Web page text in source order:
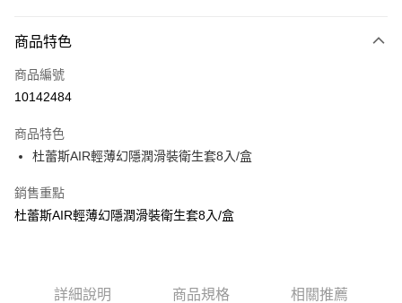
信用卡一次付款
超商取貨付款
Apple Pay
街口支付
悠遊付
AFTEE先享後付
商品特色
商品編號
10142484
商品特色
杜蕾斯AIR輕薄幻隱潤滑裝衛生套8入/盒
銷售重點
杜蕾斯AIR輕薄幻隱潤滑裝衛生套8入/盒
詳細說明 商品規格 相關推薦